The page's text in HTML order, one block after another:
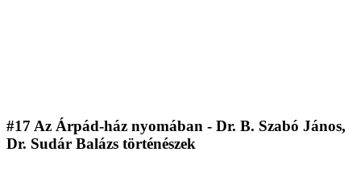
#17 Az Árpád-ház nyomában - Dr. B. Szabó János,
Dr. Sudár Balázs történészek